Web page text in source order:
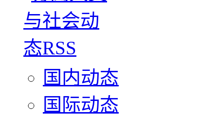
国内动态
国际动态